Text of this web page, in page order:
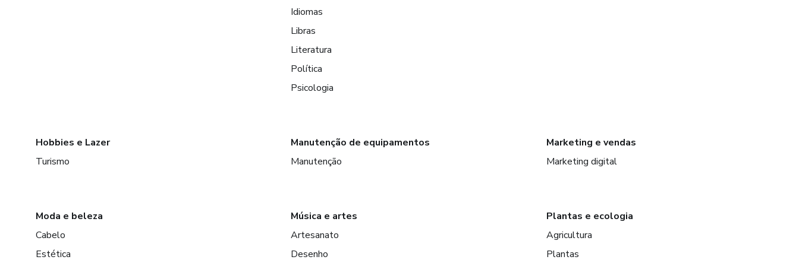
Idiomas
Libras
Literatura
Política
Psicologia
Hobbies e Lazer
Turismo
Manutenção de equipamentos
Manutenção
Marketing e vendas
Marketing digital
Moda e beleza
Cabelo
Estética
Música e artes
Artesanato
Desenho
Plantas e ecologia
Agricultura
Plantas